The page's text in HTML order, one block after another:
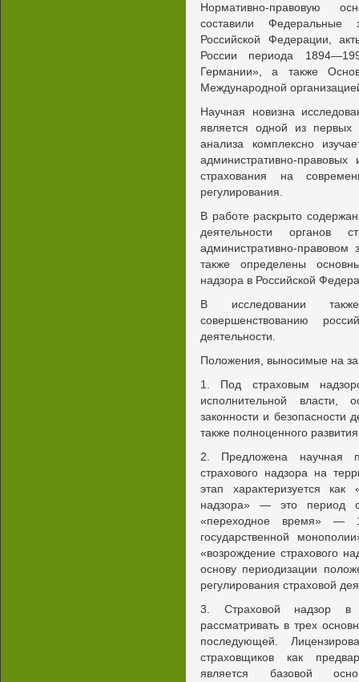
Нормативно-правовую
составили Федеральные
Российской Федерации,
России периода
Германии», а также
Международной
Научная новизна
является одной из первых
анализа комплексно
административно-
страхования на
регулирования.
В работе раскрыто
деятельности органов
административно-правовом
также определены
надзора в Российской
В исследовании
совершенствованию
деятельности.
Положения, выносимые на
1. Под страховым
исполнительной власти,
законности и безопасности
также полноценного
2. Предложена научная
страхового надзора на
этап характеризуется как
надзора» — это
«переходное время» —
государственной
«возрождение страхового
основу периодизации
регулирования страховой
3. Страховой надзор в
рассматривать в трех
последующей.
страховщиков как
является базовой